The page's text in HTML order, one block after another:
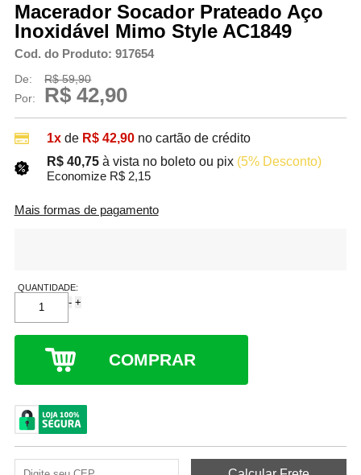
Macerador Socador Prateado Aço
Inoxidável Mimo Style AC1849
Cod. do Produto: 917654
De:
R$ 59,90
Por:
R$ 42,90
1xde R$ 42,90 no cartão de crédito
R$ 40,75 à vista no boleto ou pix (5% Desconto)
Economize R$ 2,15
Mais formas de pagamento
QUANTIDADE:
- +
COMPRAR